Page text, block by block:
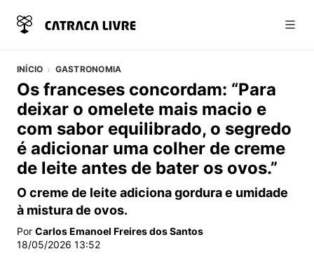
INÍCIO GASTRONOMIA
Os franceses concordam: “Para
deixar o omelete mais macio e
com sabor equilibrado, o segredo
é adicionar uma colher de creme
de leite antes de bater os ovos.”
O creme de leite adiciona gordura e umidade
à mistura de ovos.
Por Carlos Emanoel Freires dos Santos
18/05/2026 13:52